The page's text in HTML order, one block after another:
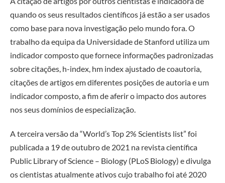
quando os seus resultados científicos já estão a ser usados
como base para nova investigação pelo mundo fora. O
trabalho da equipa da Universidade de Stanford utiliza um
indicador composto que fornece informações padronizadas
sobre citações, h-index, hm index ajustado de coautoria,
citações de artigos em diferentes posições de autoria e um
indicador composto, a fim de aferir o impacto dos autores
nos seus domínios de especialização.
A terceira versão da “World’s Top 2% Scientists list” foi
publicada a 19 de outubro de 2021 na revista científica
Public Library of Science – Biology (PLoS Biology) e divulga
os cientistas atualmente ativos cujo trabalho foi até 2020